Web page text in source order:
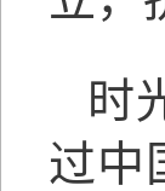
时
过中